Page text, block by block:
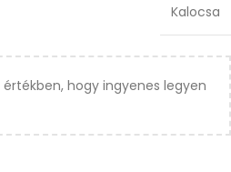
Kalocsa
értékben, hogy ingyenes legyen